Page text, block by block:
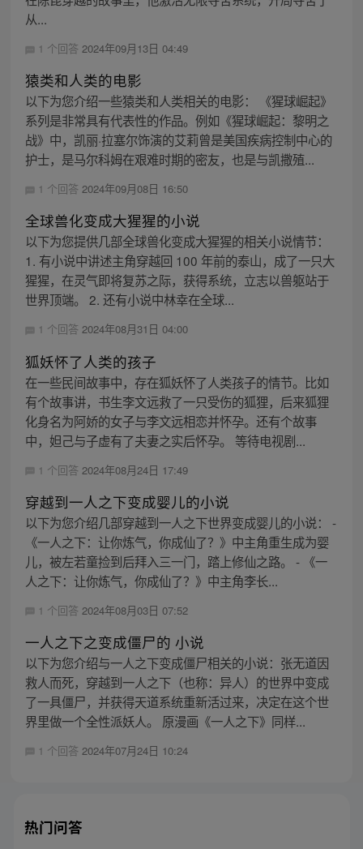
从...
1 个回答 2024年09月13日 04:49
猿类和人类的电影
以下为您介绍一些猿类和人类相关的电影： 《猩球崛起》
系列是非常具有代表性的作品。例如《猩球崛起：黎明之
战》中，凯丽·拉塞尔饰演的艾莉曾是美国疾病控制中心的
护士，是马尔科姆在艰难时期的密友，也是与凯撒殖...
1 个回答 2024年09月08日 16:50
全球兽化变成大猩猩的小说
以下为您提供几部全球兽化变成大猩猩的相关小说情节：
1. 有小说中讲述主角穿越回 100 年前的泰山，成了一只大
猩猩，在灵气即将复苏之际，获得系统，立志以兽躯站于
世界顶端。 2. 还有小说中林幸在全球...
1 个回答 2024年08月31日 04:00
狐妖怀了人类的孩子
在一些民间故事中，存在狐妖怀了人类孩子的情节。比如
有个故事讲，书生李文远救了一只受伤的狐狸，后来狐狸
化身名为阿娇的女子与李文远相恋并怀孕。还有个故事
中，妲己与子虚有了夫妻之实后怀孕。 等待电视剧...
1 个回答 2024年08月24日 17:49
穿越到一人之下变成婴儿的小说
以下为您介绍几部穿越到一人之下世界变成婴儿的小说： -
《一人之下：让你炼气，你成仙了？》中主角重生成为婴
儿，被左若童捡到后拜入三一门，踏上修仙之路。 - 《一
人之下：让你炼气，你成仙了？》中主角李长...
1 个回答 2024年08月03日 07:52
一人之下之变成僵尸的 小说
以下为您介绍与一人之下变成僵尸相关的小说：张无道因
救人而死，穿越到一人之下（也称：异人）的世界中变成
了一具僵尸，并获得天道系统重新活过来，决定在这个世
界里做一个全性派妖人。 原漫画《一人之下》同样...
1 个回答 2024年07月24日 10:24
热门问答